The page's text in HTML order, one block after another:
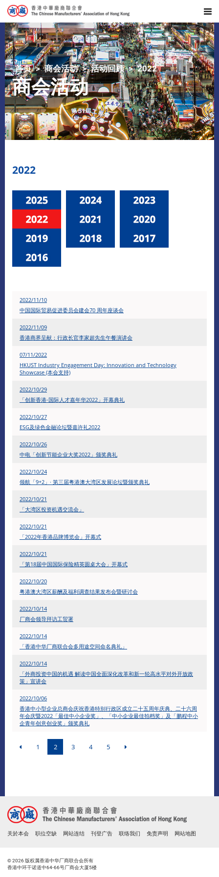
首页 商会活动 活动回顾 2022
商会活动
2022
2022/11/10
中国国际贸易促进委员会建会70 周年座谈会
2022/11/09
香港商界呈献：行政长官李家超先生午餐演讲会
07/11/2022
HKUST Industry Engagement Day: Innovation and Technology
Showcase (本会支持)
2022/10/29
「创新香港-国际人才嘉年华2022」开幕典礼
2022/10/27
ESG及绿色金融论坛暨嘉许礼2022
2022/10/26
中电「创新节能企业大奖2022」颁奖典礼
2022/10/24
领航「9+2」· 第三届粤港澳大湾区发展论坛暨颁奖典礼
2022/10/21
「大湾区投资机遇交流会」
2022/10/21
「2022年香港品牌博览会」开幕式
2022/10/21
「第18届中国国际保险精英圆桌大会」开幕式
2022/10/20
粤港澳大湾区薪酬及福利调查结果发布会暨研讨会
2022/10/14
厂商会领导拜访工贸署
2022/10/14
「香港中华厂商联合会多用途空间命名典礼」
​2022/10/14
「外商投资中国的机遇 解读中国全面深化改革和新一轮高水平对外开放政
策」宣讲会
2022/10/06
香港中小型企业总商会庆祝香港特别行政区成立二十五周年庆典、二十六周
年会庆暨2022「最佳中小企业奖」、「中小企业最佳拍档奖」及「鹏程中小
企青年创意创业奖」颁奖典礼
1 2 3 4 5
关於本会 职位空缺 网站连结 刊登广告 联络我们 免责声明 网站地图
© 2026 版权属香港中华厂商联合会所有
香港中环干诺道中64-66号厂商会大厦5楼